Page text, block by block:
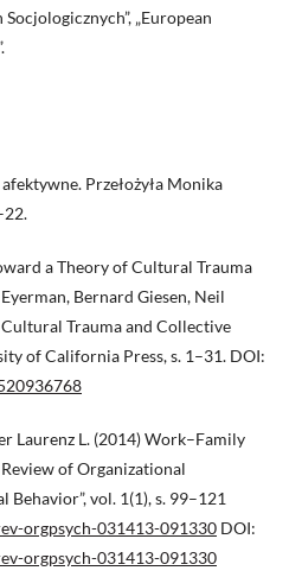
„European
Przełożyła Monika
a Theory of Cultural Trauma
Bernard Giesen, Neil
Trauma and Collective
of California Press, s. 1–31. DOI:
Laurenz L. (2014) Work–Family
of Organizational
vol. 1(1), s. 99–121
orgpsych-031413-091330 DOI:
orgpsych-031413-091330